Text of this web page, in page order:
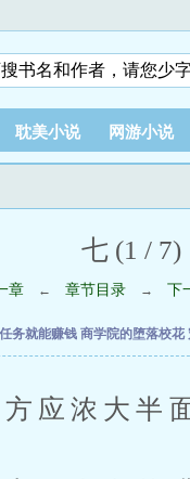
耽美小说 网游小说
七 (1 / 7)
章 ← 章节目录 → 下
务就能赚钱 商学院的堕落校花
浓大半面